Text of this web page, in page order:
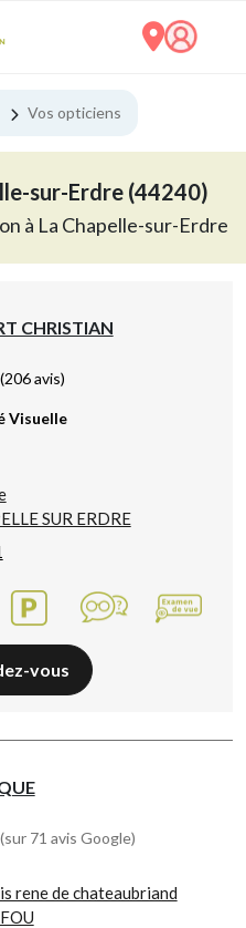
Vos opticiens
sur-Erdre (44240)
à La Chapelle-sur-Erdre
CHRISTIAN
(206avis)
Visuelle
SUR ERDRE
vous
(sur 71 avis Google)
rene de chateaubriand